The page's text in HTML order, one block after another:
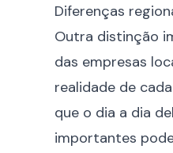
Diferenças
Outra distinção
das empresas
realidade de
que o dia a dia
importantes